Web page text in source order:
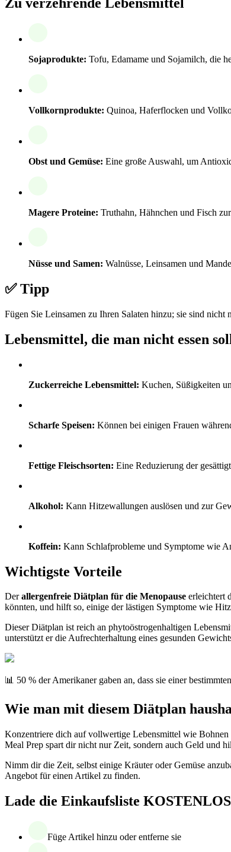
Sojaprodukte: Tofu, Edamame und Sojamilch, die
Vollkornprodukte: Quinoa, Haferflocken und
Obst und Gemüse: Eine große Auswahl, um
Magere Proteine: Truthahn, Hähnchen und Fisch
Nüsse und Samen: Walnüsse, Leinsamen und
✅ Tipp
Fügen Sie Leinsamen zu Ihren Salaten hinzu; sie sind
Lebensmittel, die man nicht essen
Zuckerreiche Lebensmittel: Kuchen, Süßigkeiten
Scharfe Speisen: Können bei einigen Frauen
Fettige Fleischsorten: Eine Reduzierung der
Alkohol: Kann Hitzewallungen auslösen und zur
Koffein: Kann Schlafprobleme und Symptome wie
Wichtigste Vorteile
Derallergenfreie Diätplan für die Menopause erleichtert
könnten, und hilft so, einige der lästigen Symptome wie
Dieser Diätplan ist reich an phytoöstrogenhaltigen
unterstützt er die Aufrechterhaltung eines gesunden
📊 50 % der Amerikaner gaben an, dass sie einer
Wie man mit diesem Diätplan
Konzentriere dich auf vollwertige Lebensmittel wie Bohnen
Meal Prep spart dir nicht nur Zeit, sondern auch Geld und
Nimm dir die Zeit, selbst einige Kräuter oder Gemüse
Angebot für einen Artikel zu finden.
Lade die Einkaufsliste
Füge Artikel hinzu oder entferne sie